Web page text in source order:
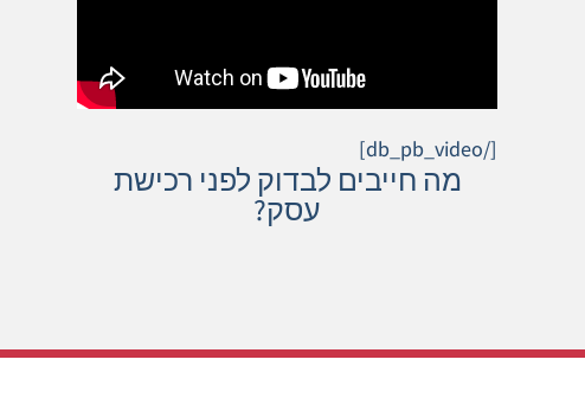
[/db_pb_video]
מה חייבים לבדוק לפני רכישת
עסק?